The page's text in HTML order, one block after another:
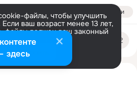
Войти
файлы, чтобы улучшить
ваш возраст менее 13 лет,
файлы должен ваш законный
Больше информации
Настроить
здесь